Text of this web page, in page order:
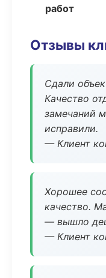
работ
Отзывы
Сдали
Качество
замечаний
исправили.
— Клиент
Хорошее
качество.
— вышло
— Клиент